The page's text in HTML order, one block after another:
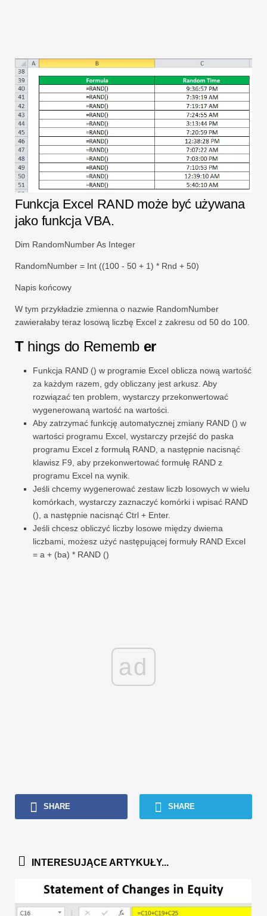
Funkcja Excel RAND może być używana
jako funkcja VBA.
Dim RandomNumber As Integer
RandomNumber = Int ((100 - 50 + 1) * Rnd + 50)
Napis końcowy
W tym przykładzie zmienna o nazwie RandomNumber
zawierałaby teraz losową liczbę Excel z zakresu od 50 do 100.
Things do Rememb er
Funkcja RAND () w programie Excel oblicza nową wartość
za każdym razem, gdy obliczany jest arkusz. Aby
rozwiązać ten problem, wystarczy przekonwertować
wygenerowaną wartość na wartości.
Aby zatrzymać funkcję automatycznej zmiany RAND () w
wartości programu Excel, wystarczy przejść do paska
programu Excel z formułą RAND, a następnie nacisnąć
klawisz F9, aby przekonwertować formułę RAND z
programu Excel na wynik.
Jeśli chcemy wygenerować zestaw liczb losowych w wielu
komórkach, wystarczy zaznaczyć komórki i wpisać RAND
(), a następnie nacisnąć Ctrl + Enter.
Jeśli chcesz obliczyć liczby losowe między dwiema
liczbami, możesz użyć następującej formuły RAND Excel
= a + (ba) * RAND ()
ad
SHARE SHARE
INTERESUJĄCE ARTYKUŁY...